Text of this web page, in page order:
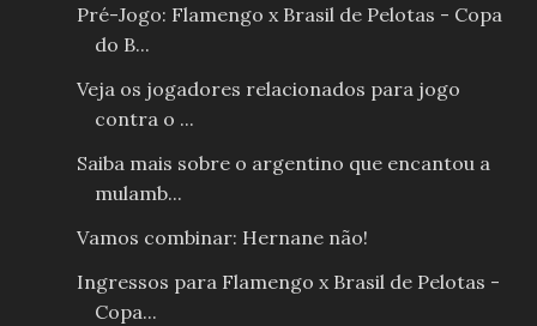
Pré-Jogo: Flamengo x Brasil de Pelotas - Copa
do B...
Veja os jogadores relacionados para jogo
contra o ...
Saiba mais sobre o argentino que encantou a
mulamb...
Vamos combinar: Hernane não!
Ingressos para Flamengo x Brasil de Pelotas -
Copa...